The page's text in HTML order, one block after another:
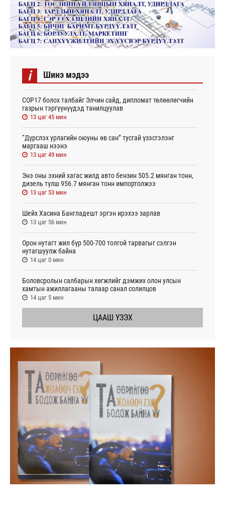
i Шинэ мэдээ
СОР17 болох талбайг Элчин сайд, дипломат төлөөлөгчийн
газрын тэргүүнүүдэд танилцуулав
13 цаг 45 мин
“Дүрслэх урлагийн оюуны өв сан” тусгай үзэсгэлэнг
маргааш нээнэ
13 цаг 49 мин
Энэ оны эхний хагас жилд авто бензин 505.2 мянган тонн,
дизель түлш 956.7 мянган тонн импортолжээ
13 цаг 53 мин
Шейх Хасина Бангладешт эргэн ирэхээ зарлав
13 цаг 56 мин
Орон нутагт жил бүр 500-700 толгой тарвагыг сэлгэн
нутагшуулж байна
14 цаг 0 мин
Боловсролын салбарын хөгжлийг дэмжих олон улсын
хамтын ажиллагааны талаар санал солилцов
14 цаг 5 мин
ЦААШ ҮЗЭХ